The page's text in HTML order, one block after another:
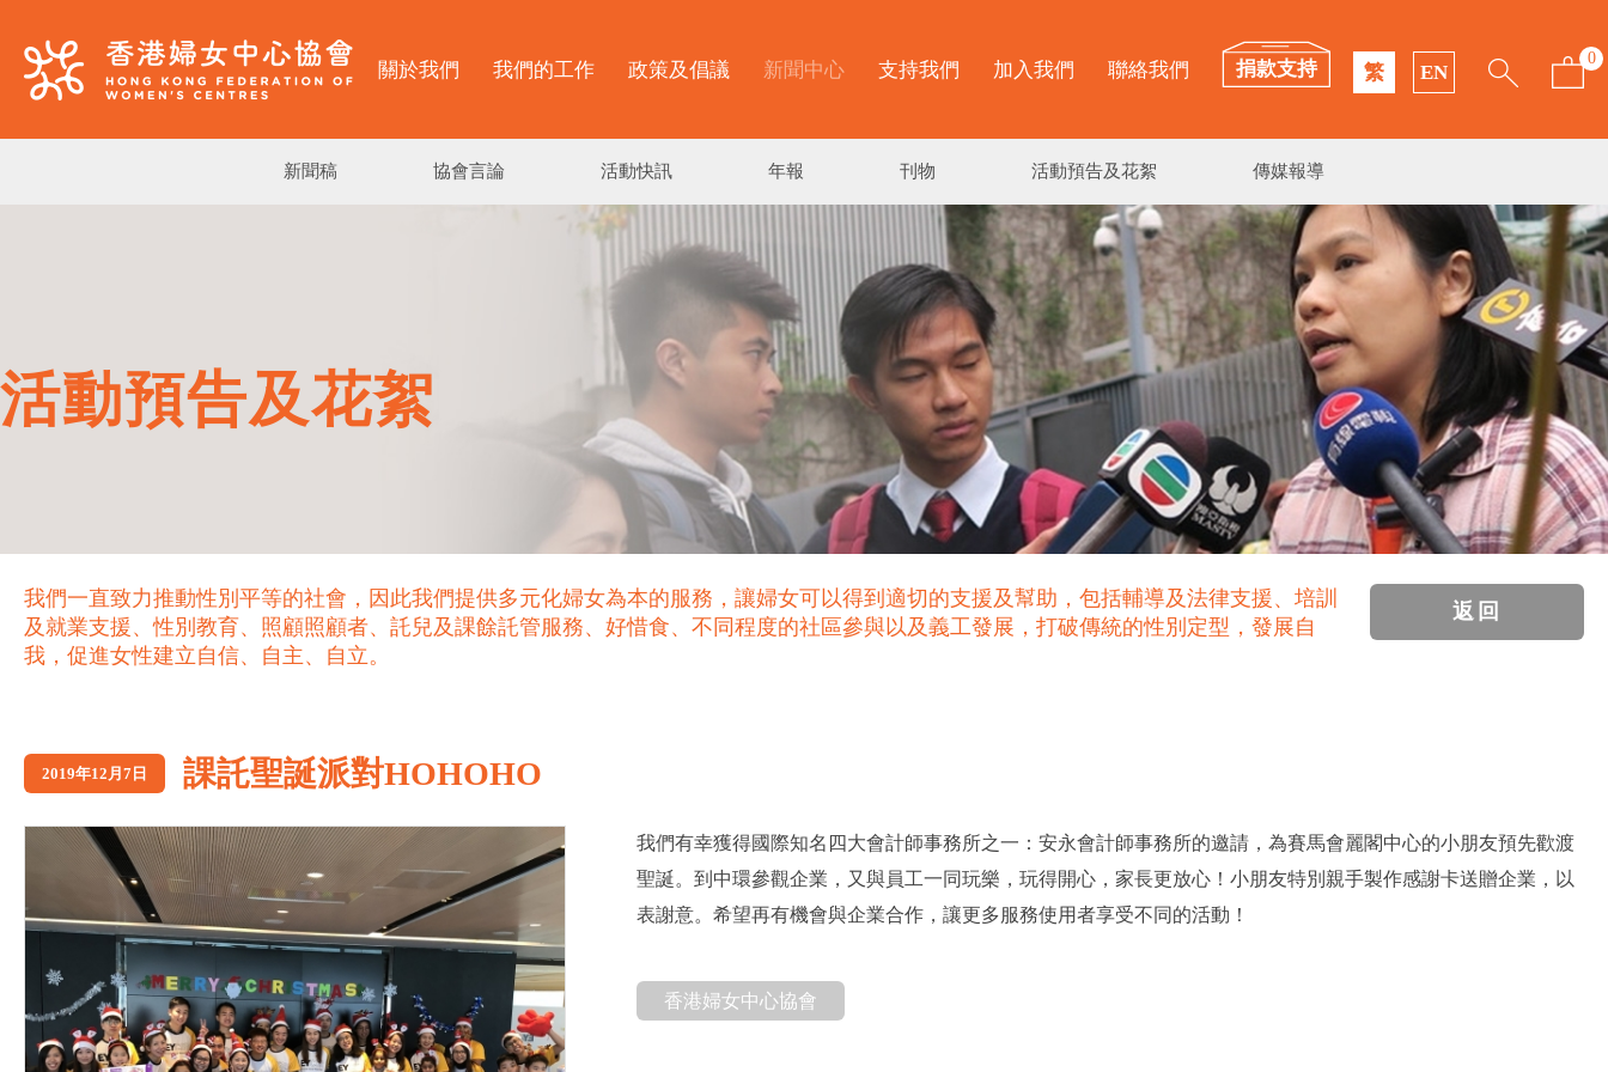
關於我們 我們的工作 政策及倡議 新聞中心 支持我們 加入我們 聯絡我們 捐款支持 繁 EN
0
新聞稿 協會言論 活動快訊 年報 刊物 活動預告及花絮 傳媒報導
活動預告及花絮
我們一直致力推動性別平等的社會，因此我們提供多元化婦女為本的服務，讓婦女可以得到適切的支援及幫助，包括輔導及法律支援、培訓
及就業支援、性別教育、照顧照顧者、託兒及課餘託管服務、好惜食、不同程度的社區參與以及義工發展，打破傳統的性別定型，發展自
我，促進女性建立自信、自主、自立。
返回
2019年12月7日 課託聖誕派對HOHOHO
我們有幸獲得國際知名四大會計師事務所之一：安永會計師事務所的邀請，為賽馬會麗閣中心的小朋友預先歡渡
聖誕。到中環參觀企業，又與員工一同玩樂，玩得開心，家長更放心！小朋友特別親手製作感謝卡送贈企業，以
表謝意。希望再有機會與企業合作，讓更多服務使用者享受不同的活動！
香港婦女中心協會